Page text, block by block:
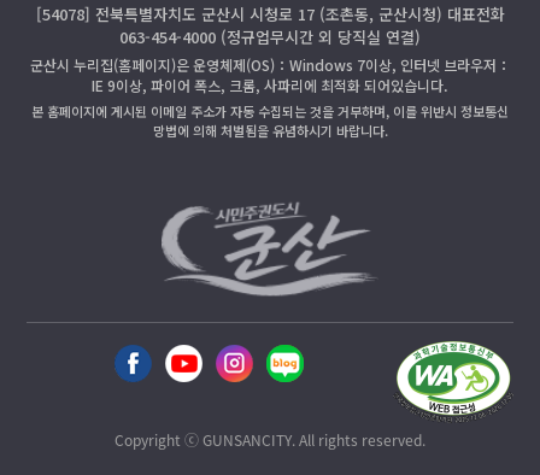
[54078] 전북특별자치도 군산시 시청로 17 (조촌동, 군산시청) 대표전화
063-454-4000 (정규업무시간 외 당직실 연결)
군산시 누리집(홈페이지)은 운영체제(OS)：Windows 7이상, 인터넷 브라우저：
IE 9이상, 파이어 폭스, 크롬, 사파리에 최적화 되어있습니다.
본 홈페이지에 게시된 이메일 주소가 자동 수집되는 것을 거부하며, 이를 위반시 정보통신
망법에 의해 처벌됨을 유념하시기 바랍니다.
Copyright ⓒ GUNSANCITY. All rights reserved.